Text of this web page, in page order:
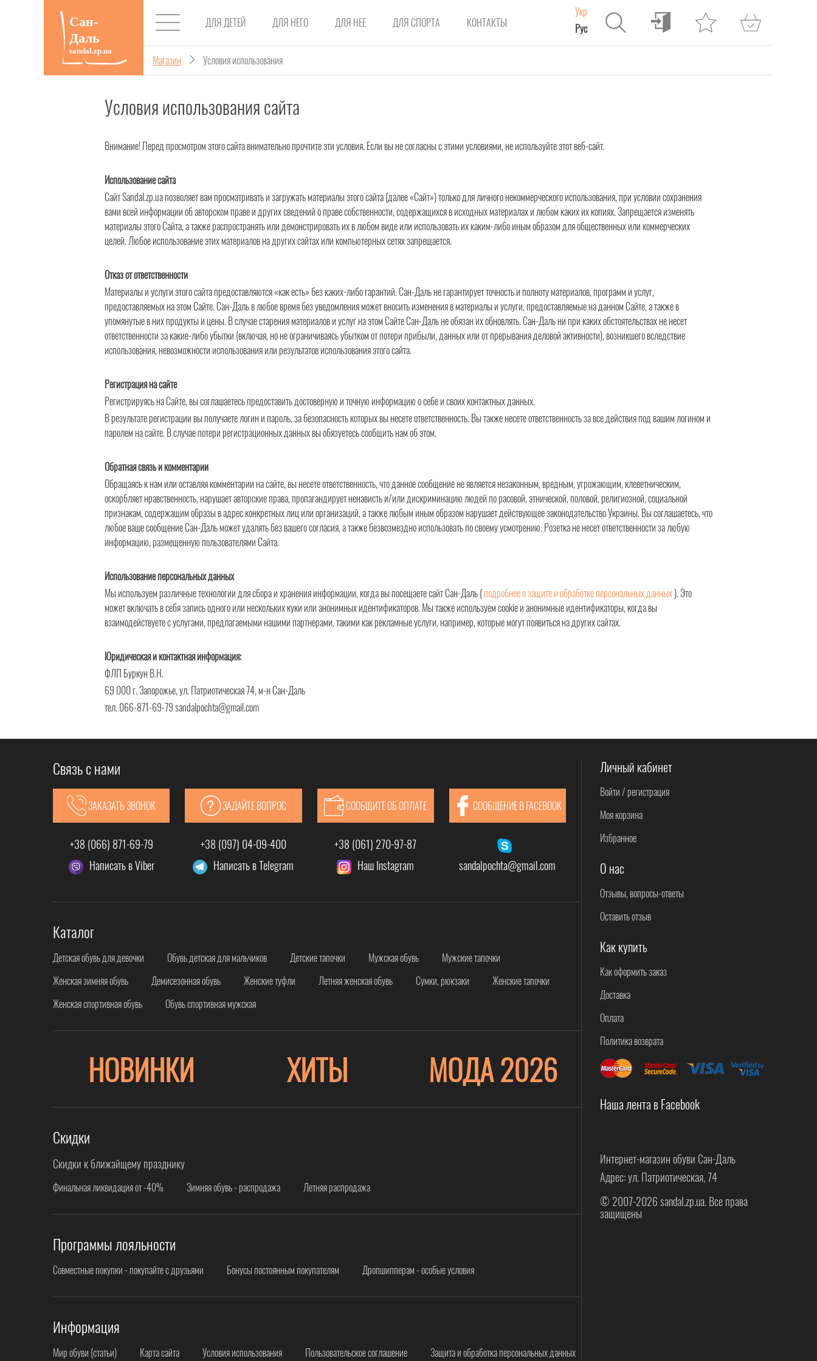
ДЛЯ ДЕТЕЙ ДЛЯ НЕГО ДЛЯ НЕЕ ДЛЯ СПОРТА КОНТАКТЫ
Укр
Рус
Магазин Условия использования
Условия использования сайта
Внимание! Перед просмотром этого сайта внимательно прочтите эти условия. Если вы не согласны с этими условиями, не используйте этот веб-сайт.
Использование сайта
Сайт Sandal.zp.ua позволяет вам просматривать и загружать материалы этого сайта (далее «Сайт») только для личного некоммерческого использования, при условии сохранения
вами всей информации об авторском праве и других сведений о праве собственности, содержащихся в исходных материалах и любом каких их копиях. Запрещается изменять
материалы этого Сайта, а также распространять или демонстрировать их в любом виде или использовать их каким-либо иным образом для общественных или коммерческих
целей. Любое использование этих материалов на других сайтах или компьютерных сетях запрещается.
Отказ от ответственности
Материалы и услуги этого сайта предоставляются «как есть» без каких-либо гарантий.Сан-Дальне гарантирует точность и полноту материалов, программ и услуг,
предоставляемых на этом Сайте. Сан-Даль в любое время без уведомления может вносить изменения в материалы и услуги, предоставляемые на данном Сайте, а также в
упомянутые в них продукты и цены. В случае старения материалов и услуг на этом СайтеСан-Дальне обязан их обновлять.Сан-Дальни при каких обстоятельствах не несет
ответственности за какие-либо убытки (включая, но не ограничиваясь убытком от потери прибыли, данных или от прерывания деловой активности), возникшего вследствие
использования, невозможности использования или результатов использования этого сайта.
Регистрация на сайте
Регистрируясь на Сайте, вы соглашаетесь предоставить достоверную и точную информацию о себе и своих контактных данных.
В результате регистрации вы получаете логин и пароль, за безопасность которых вы несете ответственность. Вы также несете ответственность за все действия под вашим логином и
паролем на сайте. В случае потери регистрационных данных вы обязуетесь сообщить нам об этом.
Обратная связь и комментарии
Обращаясь к нам или оставляя комментарии на сайте, вы несете ответственность, что данное сообщение не является незаконным, вредным, угрожающим, клеветническим,
оскорбляет нравственность, нарушает авторские права, пропагандирует ненависть и/или дискриминацию людей по расовой, этнической, половой, религиозной, социальной
признакам, содержащим образы в адрес конкретных лиц или организаций, а также любым иным образом нарушает действующее законодательство Украины. Вы соглашаетесь, что
любое ваше сообщениеСан-Дальможет удалять без вашего согласия, а также безвозмездно использовать по своему усмотрению. Розетка не несет ответственности за любую
информацию, размещенную пользователями Сайта.
Использование персональных данных
Мы используем различные технологии для сбора и хранения информации, когда вы посещаете сайтСан-Даль(подробнее о защите и обработке персональных данных). Это
может включать в себя запись одного или нескольких куки или анонимных идентификаторов. Мы также используем cookie и анонимные идентификаторы, когда вы
взаимодействуете с услугами, предлагаемыми нашими партнерами, такими как рекламные услуги, например, которые могут появиться на других сайтах.
Юридическая и контактная информация:
ФЛП Буркун В.Н.
69 000 г. Запорожье, ул. Патриотическая 74, м-н Сан-Даль
тел. 066-871-69-79 sandalpochta@gmail.com
Связь с нами
ЗАКАЗАТЬ ЗВОНОК ЗАДАЙТЕ ВОПРОС СООБЩИТЕ ОБ ОПЛАТЕ СООБЩЕНИЕ В FACEBOOK
+38 (066) 871-69-79 +38 (097) 04-09-400
+38 (061) 270-97-87
Написать в Viber
Написать в Telegram Наш Instagram sandalpochta@gmail.com
Каталог
Детская обувь для девочки Обувь детская для мальчиков Детские тапочки Мужская обувь
Мужские тапочки
Женская зимняя обувь
Демисезонная обувь Женские туфли Летняя женская обувь Сумки, рюкзаки
Женские тапочки
Женская спортивная обувь
Обувь спортивная мужская
НОВИНКИ ХИТЫ МОДА 2026
Скидки
Скидки к ближайщему празднику
Финальная ликвидация от -40% Зимняя обувь - распродажа Летняя распродажа
Программы лояльности
Совместные покупки - покупайте с друзьями Бонусы постоянным покупателям Дропшипперам - особые условия
Информация
Мир обуви (статьи) Карта сайта Условия использования Пользовательское соглашение Защита и обработка персональных данных
Личный кабинет
Войти / регистрация
Моя корзина
Избранное
О нас
Отзывы, вопросы-ответы
Оставить отзыв
Как купить
Как оформить заказ
Доставка
Оплата
Политика возврата
Наша лента в Facebook
Интернет-магазин обуви Сан-Даль
Адрес: ул. Патриотическая, 74
© 2007-2026 sandal.zp.ua. Все права
защищены